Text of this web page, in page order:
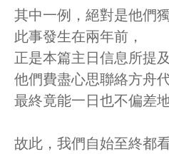
其中一例，絕對是他們
此事發生在兩年前，
正是本篇主日信息所提
他們費盡心思聯絡方舟
最終竟能一日也不偏差地
故此，我們自始至終都